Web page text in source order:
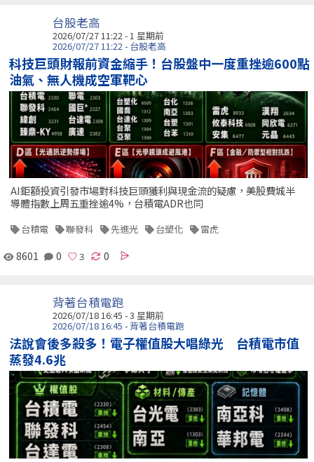
台股老高
2026/07/27 11:22 - 1 星期前
2026/07/27 11:22 - 台股老高
科技巨頭財報前資金縮手！台股盤中一度重挫逾600點
油氣、無人機成空軍靶心
AI鉅額投資引發市場對科技巨頭獲利與現金流的疑慮，美股費城半
導體指數上周五重挫逾4%，台積電ADR也同
台積電 聯發科 先進光 台塑化 雷虎
8601 0 0
背著台積電跑
2026/07/18 16:45 - 3 星期前
2026/07/18 16:45 - 背著台積電跑
法說會後多殺多！電子權值股大唱綠光 台積電市值
蒸發4.6兆